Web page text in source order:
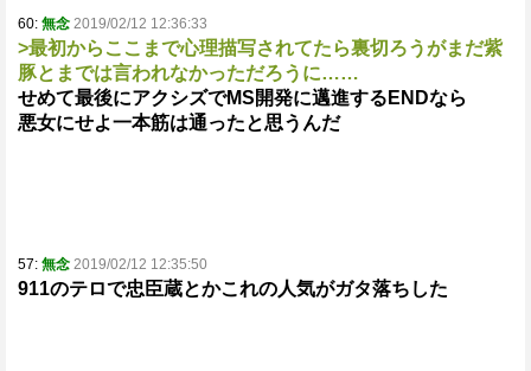
60: 無念 2019/02/12 12:36:33
>最初からここまで心理描写されてたら裏切ろうがまだ紫
豚とまでは言われなかっただろうに……
せめて最後にアクシズでMS開発に邁進するENDなら
悪女にせよ一本筋は通ったと思うんだ
57: 無念 2019/02/12 12:35:50
911のテロで忠臣蔵とかこれの人気がガタ落ちした